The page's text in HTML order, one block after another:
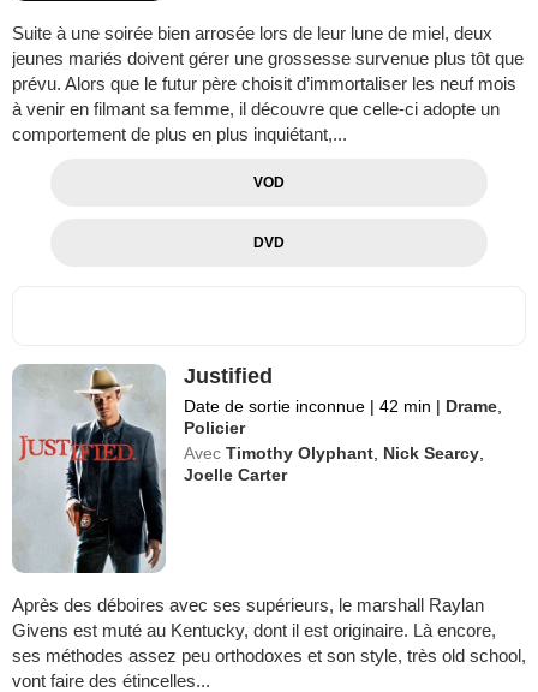
Suite à une soirée bien arrosée lors de leur lune de miel, deux
jeunes mariés doivent gérer une grossesse survenue plus tôt que
prévu. Alors que le futur père choisit d’immortaliser les neuf mois
à venir en filmant sa femme, il découvre que celle-ci adopte un
comportement de plus en plus inquiétant,...
VOD
DVD
Justified
Date de sortie inconnue | 42 min | Drame
Policier
Avec Timothy Olyphant Nick Searcy
Joelle Carter
Après des déboires avec ses supérieurs, le marshall Raylan
Givens est muté au Kentucky, dont il est originaire. Là encore,
ses méthodes assez peu orthodoxes et son style, très old school,
vont faire des étincelles...